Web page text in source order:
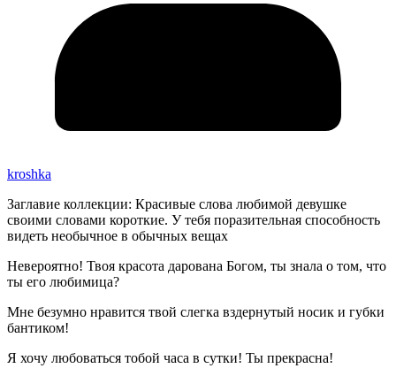
kroshka
Заглавие коллекции: Красивые слова любимой девушке
своими словами короткие. У тебя поразительная способность
видеть необычное в обычных вещах
Невероятно! Твоя красота дарована Богом, ты знала о том, что
ты его любимица?
Мне безумно нравится твой слегка вздернутый носик и губки
бантиком!
Я хочу любоваться тобой часа в сутки! Ты прекрасна!